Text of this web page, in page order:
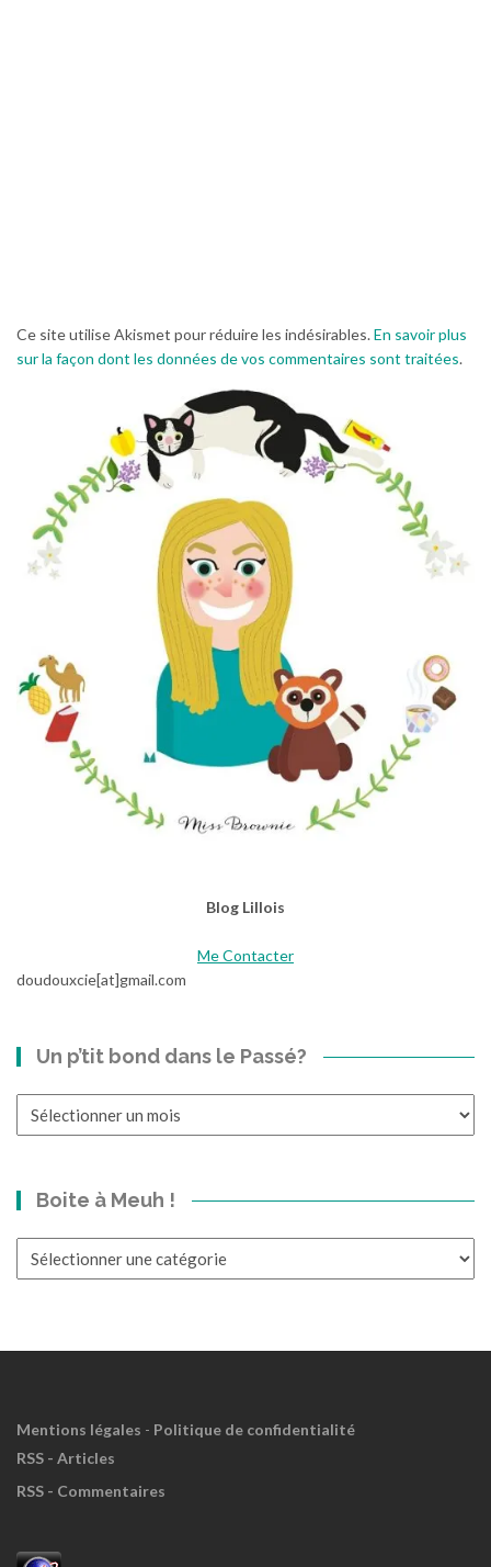
Ce site utilise Akismet pour réduire les indésirables.En savoir plus
sur la façon dont les données de vos commentaires sont traitées.
Blog Lillois
Me Contacter
doudouxcie[at]gmail.com
Un p’tit bond dans le Passé?
Boite à Meuh !
Mentions légales - Politique de confidentialité
RSS - Articles
RSS - Commentaires